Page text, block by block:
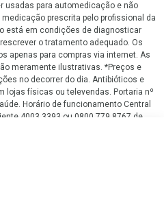
usadas para automedicação e não
prescrita pelo profissional da
está em condições de diagnosticar
o tratamento adequado. Os
apenas para compras via internet. As
meramente ilustrativas. *Preços e
no decorrer do dia. Antibióticos e
lojas físicas ou televendas. Portaria nº
Horário de funcionamento Central
4003 3393 ou 0800 779 8767 de